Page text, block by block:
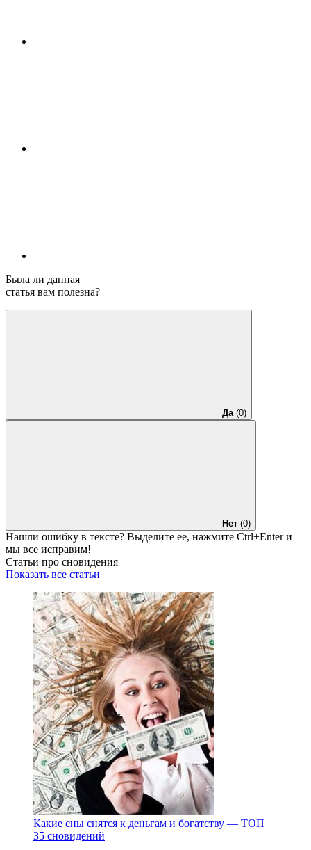
Была ли данная
статья вам полезна?
Да(0)
Нет (0)
Нашли ошибку в тексте? Выделите ее, нажмите Ctrl+Enterи
мы все исправим!
Статьи про сновидения
Показать все статьи
Какие сны снятся к деньгам и богатству — ТОП
35 сновидений